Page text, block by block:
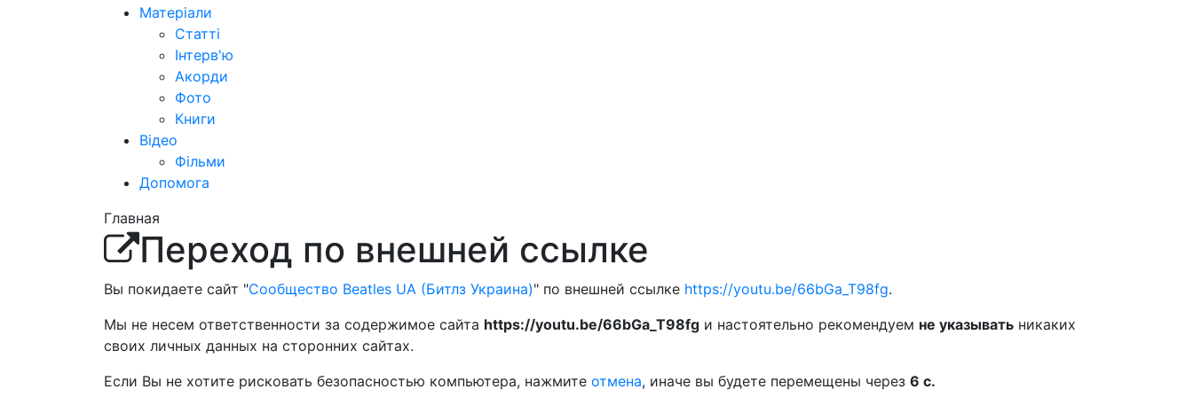
Матеріали
Статті
Інтерв'ю
Акорди
Фото
Книги
Відео
Фільми
Допомога
Главная
Переход по внешней ссылке
Вы покидаете сайт "Сообщество Beatles UA (Битлз Украина)" по внешней ссылке https://youtu.be/66bGa_T98fg.
Мы не несем ответственности за содержимое сайта https://youtu.be/66bGa_T98fg и настоятельно рекомендуем не указывать никаких
своих личных данных на сторонних сайтах.
Если Вы не хотите рисковать безопасностью компьютера, нажмите отмена, иначе вы будете перемещены через 6 с.